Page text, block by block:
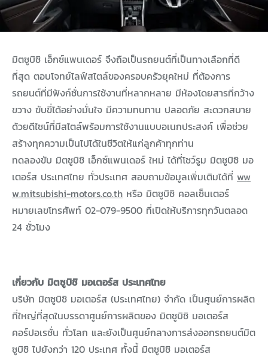
มิตซูบิชิ เอ็กซ์แพนเดอร์ จึงถือเป็นรถยนต์ที่เป็นทางเลือกที่ดี
ที่สุด ตอบโจทย์ไลฟ์สไตล์ของครอบครัวยุคใหม่ ที่ต้องการ
รถยนต์ที่มีฟังก์ชั่นการใช้งานที่หลากหลาย มีห้องโดยสารที่กว้าง
ขวาง ขับขี่ได้อย่างมั่นใจ มีความทนทาน ปลอดภัย สะดวกสบาย
ด้วยดีไซน์ที่มีสไตล์พร้อมการใช้งานแบบอเนกประสงค์ เพื่อช่วย
สร้างทุกความเป็นไปได้ในชีวิตให้แก่ลูกค้าทุกท่าน
ทดลองขับ มิตซูบิชิ เอ็กซ์แพนเดอร์ ใหม่ ได้ที่โชว์รูม มิตซูบิชิ มอ
เตอร์ส ประเทศไทย ทั่วประเทศ สอบถามข้อมูลเพิ่มเติมได้ที่ ww
w.mitsubishi-motors.co.th หรือ มิตซูบิชิ คอลเซ็นเตอร์
หมายเลขโทรศัพท์ 02-079-9500 ที่เปิดให้บริการทุกวันตลอด
24 ชั่วโมง
เกี่ยวกับ มิตซูบิชิ มอเตอร์ส ประเทศไทย
บริษัท มิตซูบิชิ มอเตอร์ส (ประเทศไทย) จำกัด เป็นศูนย์การผลิต
ที่ใหญ่ที่สุดในบรรดาศูนย์การผลิตของ มิตซูบิชิ มอเตอร์ส
คอร์ปอเรชั่น ทั่วโลก และยังเป็นศูนย์กลางการส่งออกรถยนต์มิต
ซูบิชิ ไปยังกว่า 120 ประเทศ ทั้งนี้ มิตซูบิชิ มอเตอร์ส